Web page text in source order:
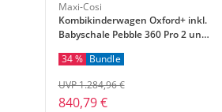
Maxi-Cosi
Kombikinderwagen Oxford+ inkl.
Babyschale Pebble 360 Pro 2 und
34 % Bundle
840,79 €
UVP 1.284,96 €